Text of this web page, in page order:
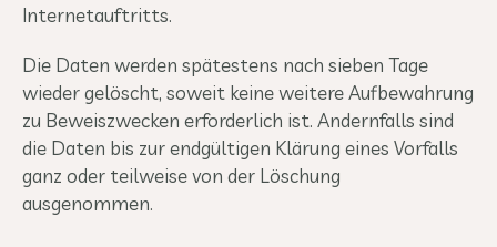
Internetauftritts.
Die Daten werden spätestens nach sieben Tage
wieder gelöscht, soweit keine weitere Aufbewahrung
zu Beweiszwecken erforderlich ist. Andernfalls sind
die Daten bis zur endgültigen Klärung eines Vorfalls
ganz oder teilweise von der Löschung
ausgenommen.